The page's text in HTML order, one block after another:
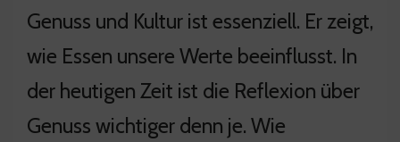
Genuss und Kultur ist essenziell. Er zeigt,
wie Essen unsere Werte beeinflusst. In
der heutigen Zeit ist die Reflexion über
Genuss wichtiger denn je. Wie